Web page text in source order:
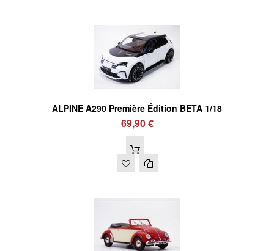
ALPINE A290 Première Édition BETA 1/18
69,90 €